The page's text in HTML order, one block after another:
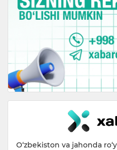
O‘zbekiston va jahonda